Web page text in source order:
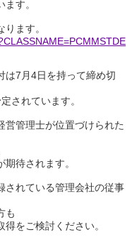
す。
ます。
は7月4日を持って締め切
されています。
営管理士が位置づけられた
待されます。
されている管理会社の従事
も
をご検討ください。